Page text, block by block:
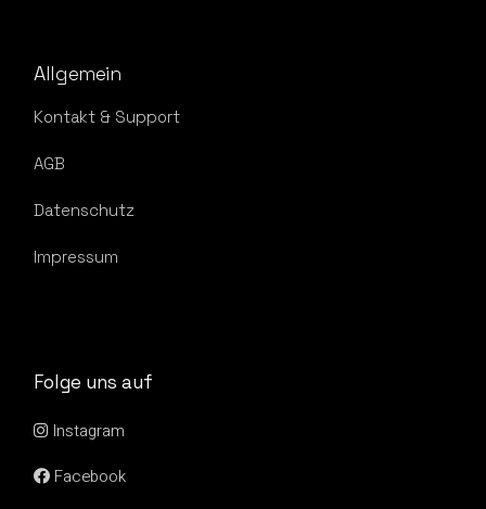
Allgemein
Kontakt & Support
AGB
Datenschutz
Impressum
Folge uns auf
Instagram
Facebook